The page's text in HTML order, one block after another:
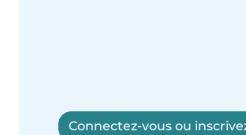
Connectez-vous ou